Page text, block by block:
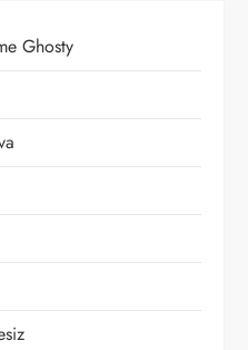
Ghosty